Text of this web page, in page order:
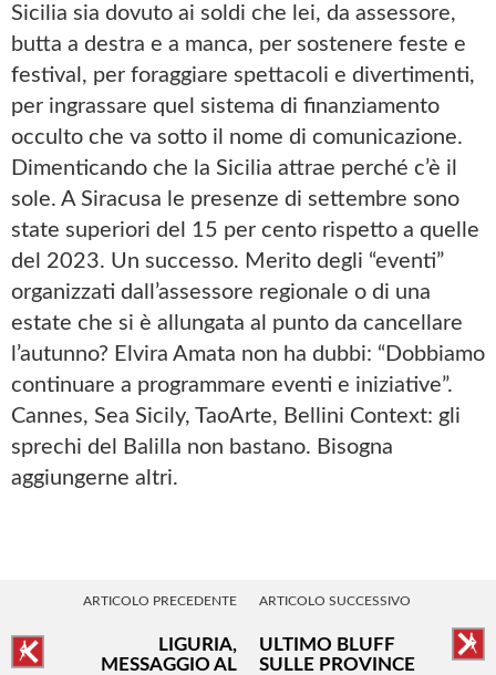
Sicilia sia dovuto ai soldi che lei, da assessore,
butta a destra e a manca, per sostenere feste e
festival, per foraggiare spettacoli e divertimenti,
per ingrassare quel sistema di finanziamento
occulto che va sotto il nome di comunicazione.
Dimenticando che la Sicilia attrae perché c’è il
sole. A Siracusa le presenze di settembre sono
state superiori del 15 per cento rispetto a quelle
del 2023. Un successo. Merito degli “eventi”
organizzati dall’assessore regionale o di una
estate che si è allungata al punto da cancellare
l’autunno? Elvira Amata non ha dubbi: “Dobbiamo
continuare a programmare eventi e iniziative”.
Cannes, Sea Sicily, TaoArte, Bellini Context: gli
sprechi del Balilla non bastano. Bisogna
aggiungerne altri.
ARTICOLO PRECEDENTE
LIGURIA,
MESSAGGIO AL
ARTICOLO SUCCESSIVO
ULTIMO BLUFF
SULLE PROVINCE